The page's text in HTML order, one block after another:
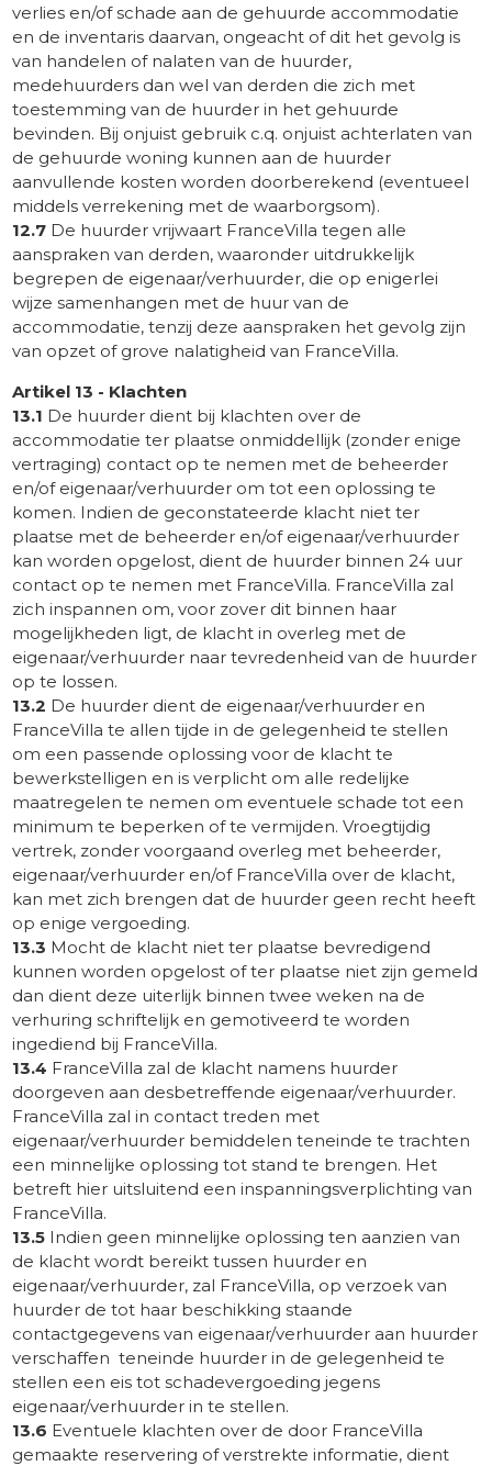
verlies en/of schade aan de gehuurde accommodatie
en de inventaris daarvan, ongeacht of dit het gevolg is
van handelen of nalaten van de huurder,
medehuurders dan wel van derden die zich met
toestemming van de huurder in het gehuurde
bevinden. Bij onjuist gebruik c.q. onjuist achterlaten van
de gehuurde woning kunnen aan de huurder
aanvullende kosten worden doorberekend (eventueel
middels verrekening met de waarborgsom).
12.7 De huurder vrijwaart FranceVilla tegen alle
aanspraken van derden, waaronder uitdrukkelijk
begrepen de eigenaar/verhuurder, die op enigerlei
wijze samenhangen met de huur van de
accommodatie, tenzij deze aanspraken het gevolg zijn
van opzet of grove nalatigheid van FranceVilla.
Artikel 13 - Klachten
13.1 De huurder dient bij klachten over de
accommodatie ter plaatse onmiddellijk (zonder enige
vertraging) contact op te nemen met de beheerder
en/of eigenaar/verhuurder om tot een oplossing te
komen. Indien de geconstateerde klacht niet ter
plaatse met de beheerder en/of eigenaar/verhuurder
kan worden opgelost, dient de huurder binnen 24 uur
contact op te nemen met FranceVilla. FranceVilla zal
zich inspannen om, voor zover dit binnen haar
mogelijkheden ligt, de klacht in overleg met de
eigenaar/verhuurder naar tevredenheid van de huurder
op te lossen.
13.2 De huurder dient de eigenaar/verhuurder en
FranceVilla te allen tijde in de gelegenheid te stellen
om een passende oplossing voor de klacht te
bewerkstelligen en is verplicht om alle redelijke
maatregelen te nemen om eventuele schade tot een
minimum te beperken of te vermijden. Vroegtijdig
vertrek, zonder voorgaand overleg met beheerder,
eigenaar/verhuurder en/of FranceVilla over de klacht,
kan met zich brengen dat de huurder geen recht heeft
op enige vergoeding.
13.3 Mocht de klacht niet ter plaatse bevredigend
kunnen worden opgelost of ter plaatse niet zijn gemeld
dan dient deze uiterlijk binnen twee weken na de
verhuring schriftelijk en gemotiveerd te worden
ingediend bij FranceVilla.
13.4 FranceVilla zal de klacht namens huurder
doorgeven aan desbetreffende eigenaar/verhuurder.
FranceVilla zal in contact treden met
eigenaar/verhuurder bemiddelen teneinde te trachten
een minnelijke oplossing tot stand te brengen. Het
betreft hier uitsluitend een inspanningsverplichting van
FranceVilla.
13.5 Indien geen minnelijke oplossing ten aanzien van
de klacht wordt bereikt tussen huurder en
eigenaar/verhuurder, zal FranceVilla, op verzoek van
huurder de tot haar beschikking staande
contactgegevens van eigenaar/verhuurder aan huurder
verschaffen teneinde huurder in de gelegenheid te
stellen een eis tot schadevergoeding jegens
eigenaar/verhuurder in te stellen.
13.6 Eventuele klachten over de door FranceVilla
gemaakte reservering of verstrekte informatie, dient